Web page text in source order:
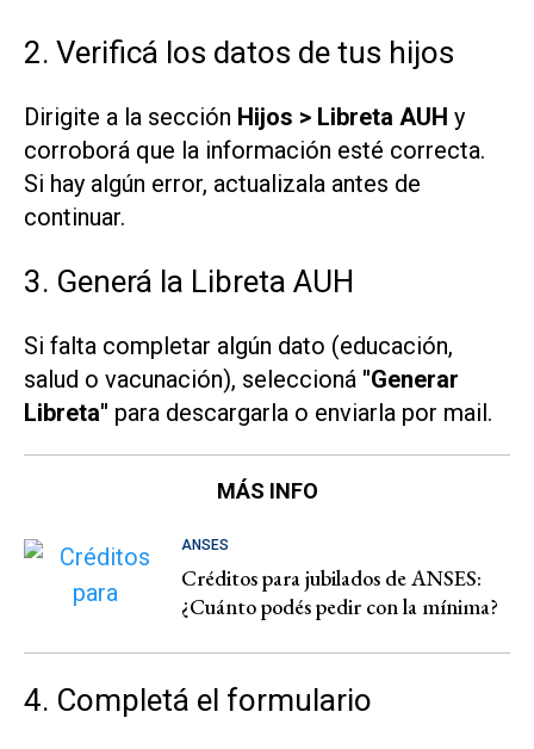
2. Verificá los datos de tus hijos
Dirigite a la sección Hijos > Libreta AUH y
corroborá que la información esté correcta.
Si hay algún error, actualizala antes de
continuar.
3. Generá la Libreta AUH
Si falta completar algún dato (educación,
salud o vacunación), seleccioná "Generar
Libreta" para descargarla o enviarla por mail.
MÁS INFO
ANSES
Créditos para jubilados de ANSES:
¿Cuánto podés pedir con la mínima?
4. Completá el formulario